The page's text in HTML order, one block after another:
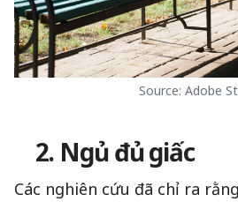
Source: Adobe
2. Ngủ đủ giấc
Các nghiên cứu đã chỉ ra